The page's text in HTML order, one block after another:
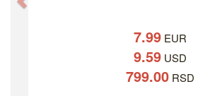
7.99 EUR
9.59 USD
799.00 RSD